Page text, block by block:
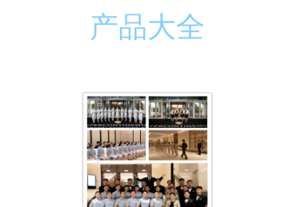
产品大全